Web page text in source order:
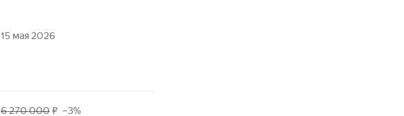
15 мая 2026
6 270 000₽ –3%